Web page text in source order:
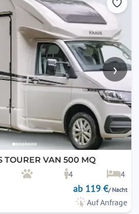
›
KNAUS TOURER VAN 500 MQ
4
4
ab 119 €/ Nacht
Auf Anfrage